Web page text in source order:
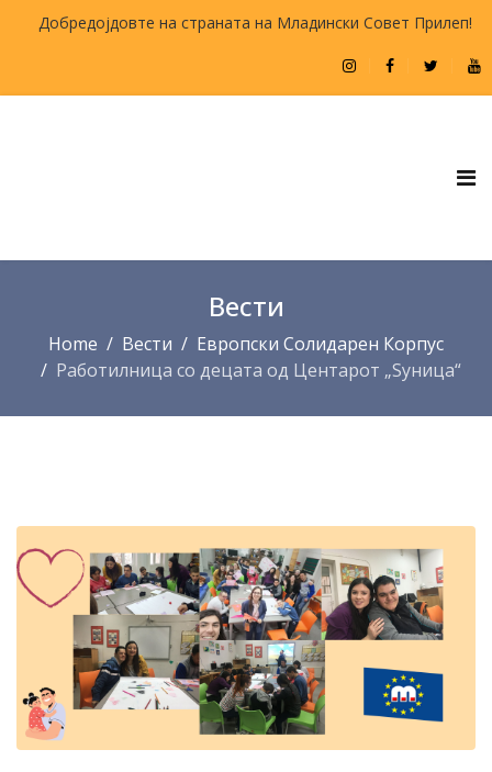
Добредојдовте на страната на Младински Совет Прилеп!
Вести
Home Вести
Европски Солидарен Корпус
Работилница со децата од Центарот „Ѕуница“